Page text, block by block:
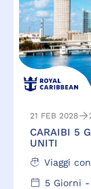
21 FEB 2028
CARAIBI 5
UNITI
Viaggi con
5Giorni -